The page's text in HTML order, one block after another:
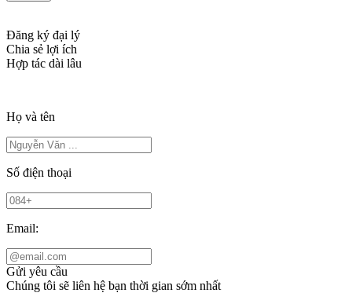
Đăng ký đại lý
Chia sẻ lợi ích
Hợp tác dài lâu
Họ và tên
Số điện thoại
Email:
Gửi yêu cầu
Chúng tôi sẽ liên hệ bạn thời gian sớm nhất